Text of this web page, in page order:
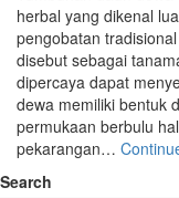
herbal yang dikenal
pengobatan
disebut sebagai
dipercaya dapat
dewa memiliki bentuk
permukaan berbulu
pekarangan…
Search